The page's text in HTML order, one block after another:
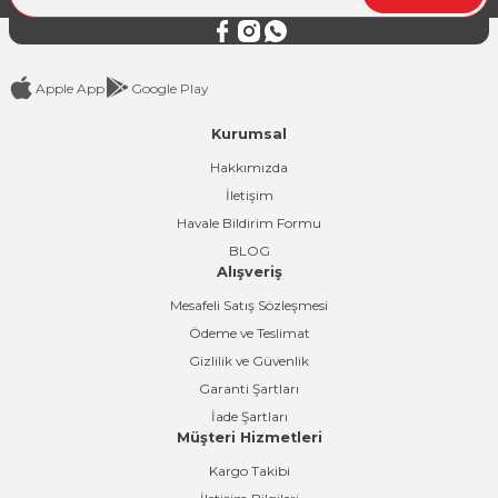
Apple App Google Play
Kurumsal
Hakkımızda
İletişim
Havale Bildirim Formu
BLOG
Alışveriş
Mesafeli Satış Sözleşmesi
Ödeme ve Teslimat
Gizlilik ve Güvenlik
Garanti Şartları
İade Şartları
Müşteri Hizmetleri
Kargo Takibi